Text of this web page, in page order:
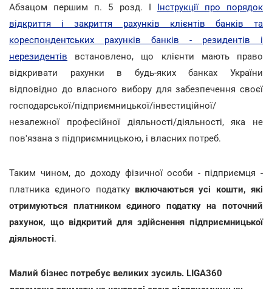
Абзацом першим п. 5 розд. І Інструкції про порядок
відкриття і закриття рахунків клієнтів банків та
кореспондентських рахунків банків - резидентів і
нерезидентів встановлено, що клієнти мають право
відкривати рахунки в будь-яких банках України
відповідно до власного вибору для забезпечення своєї
господарської/підприємницької/інвестиційної/
незалежної професійної діяльності/діяльності, яка не
пов'язана з підприємницькою, і власних потреб.
Таким чином, до доходу фізичної особи - підприємця -
платника єдиного податку включаються усі кошти, які
отримуються платником єдиного податку на поточний
рахунок, що відкритий для здійснення підприємницької
діяльності.
Малий бізнес потребує великих зусиль. LIGA360